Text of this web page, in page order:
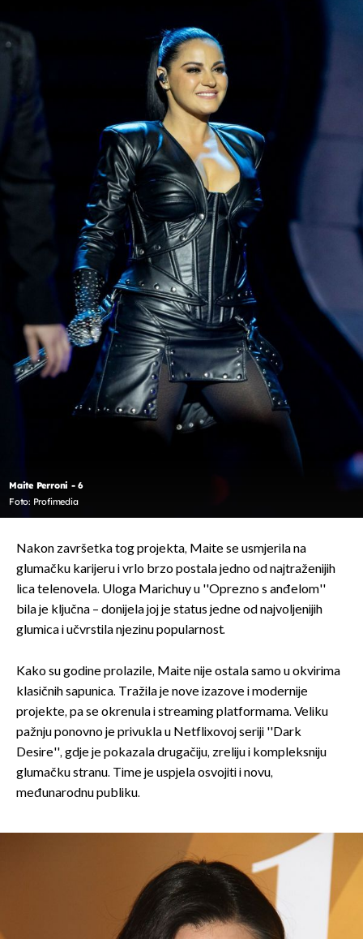
Maite Perroni - 6
Foto: Profimedia
Nakon završetka tog projekta, Maite se usmjerila na
glumačku karijeru i vrlo brzo postala jedno od najtraženijih
lica telenovela. Uloga Marichuy u ''Oprezno s anđelom''
bila je ključna – donijela joj je status jedne od najvoljenijih
glumica i učvrstila njezinu popularnost.
Kako su godine prolazile, Maite nije ostala samo u okvirima
klasičnih sapunica. Tražila je nove izazove i modernije
projekte, pa se okrenula i streaming platformama. Veliku
pažnju ponovno je privukla u Netflixovoj seriji ''Dark
Desire'', gdje je pokazala drugačiju, zreliju i kompleksniju
glumačku stranu. Time je uspjela osvojiti i novu,
međunarodnu publiku.